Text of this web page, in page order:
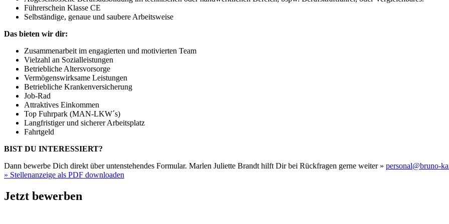
Führerschein Klasse CE
Selbständige, genaue und saubere Arbeitsweise
Das bieten wir dir:
Zusammenarbeit im engagierten und motivierten Team
Vielzahl an Sozialleistungen
Betriebliche Altersvorsorge
Vermögenswirksame Leistungen
Betriebliche Krankenversicherung
Job-Rad
Attraktives Einkommen
Top Fuhrpark (MAN-LKW´s)
Langfristiger und sicherer Arbeitsplatz
Fahrtgeld
BIST DU INTERESSIERT?
Dann bewerbe Dich direkt über untenstehendes Formular. Marlen Juliette Brandt hilft Dir bei Rückfragen gerne weiter » personal@bruno-
» Stellenanzeige als PDF downloaden
Jetzt bewerben